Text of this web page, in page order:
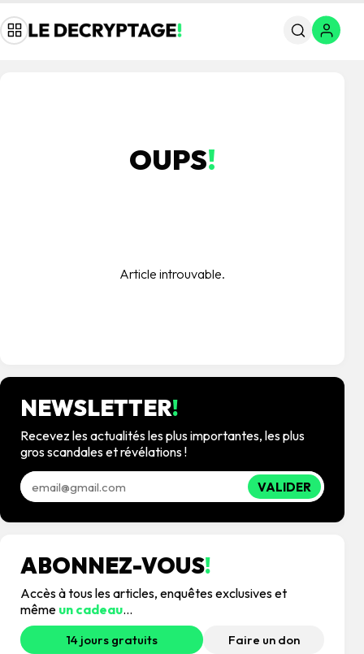
OUPS!
Article introuvable.
NEWSLETTER!
Recevez les actualités les plus importantes, les plus
gros scandales et révélations !
VALIDER
ABONNEZ-VOUS!
Accès à tous les articles, enquêtes exclusives et
même un cadeau...
14 jours gratuits
Faire un don